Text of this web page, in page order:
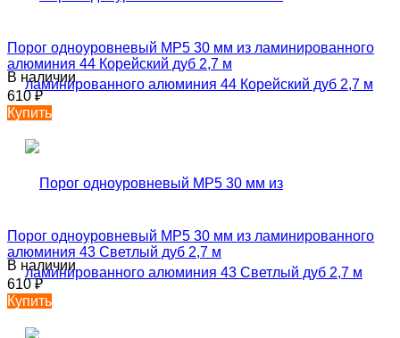
Порог одноуровневый MP5 30 мм из ламинированного
алюминия 44 Корейский дуб 2,7 м
В наличии
610₽
Купить
Порог одноуровневый MP5 30 мм из ламинированного
алюминия 43 Светлый дуб 2,7 м
В наличии
610₽
Купить